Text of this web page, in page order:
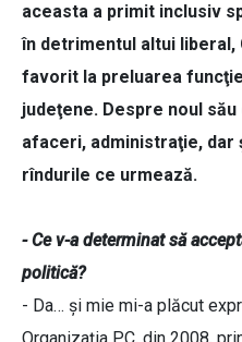
aceasta a primit inclusiv
în detrimentul altui liberal,
favorit la preluarea
judeţene. Despre noul
afaceri, administraţie, dar
rîndurile ce urmează.
- Ce v-a determinat să
politică?
- Da… şi mie mi-a plăcut